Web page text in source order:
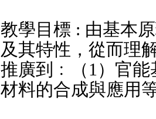
教學目標 : 由基本
及其特性，從而理
推廣到﹕（1）官
材料的合成與應用